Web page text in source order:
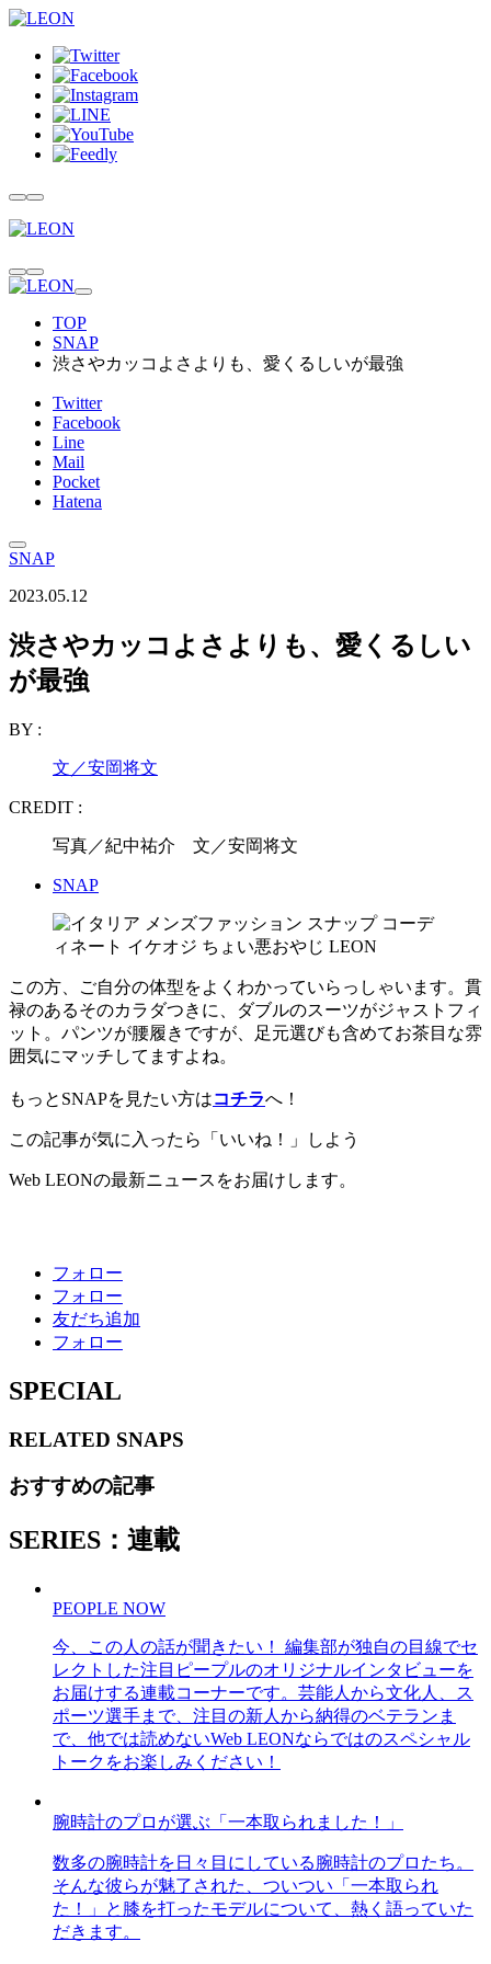
TOP
SNAP
渋さやカッコよさよりも、愛くるしいが最強
Twitter
Facebook
Line
Mail
Pocket
Hatena
SNAP
2023.05.12
渋さやカッコよさよりも、愛くるしい
が最強
BY :
文／安岡将文
CREDIT :
写真／紀中祐介 文／安岡将文
SNAP
この方、ご自分の体型をよくわかっていらっしゃいます。貫
禄のあるそのカラダつきに、ダブルのスーツがジャストフィ
ット。パンツが腰履きですが、足元選びも含めてお茶目な雰
囲気にマッチしてますよね。
もっとSNAPを見たい方はコチラへ！
この記事が気に入ったら「いいね！」しよう
Web LEONの最新ニュースをお届けします。
フォロー
フォロー
友だち追加
フォロー
SPECIAL
RELATED SNAPS
おすすめの記事
SERIES：連載
PEOPLE NOW
今、この人の話が聞きたい！ 編集部が独自の目線でセ
レクトした注目ピープルのオリジナルインタビューを
お届けする連載コーナーです。芸能人から文化人、ス
ポーツ選手まで、注目の新人から納得のベテランま
で、他では読めないWeb LEONならではのスペシャル
トークをお楽しみください！
腕時計のプロが選ぶ「一本取られました！」
数多の腕時計を日々目にしている腕時計のプロたち。
そんな彼らが魅了された、ついつい「一本取られ
た！」と膝を打ったモデルについて、熱く語っていた
だきます。